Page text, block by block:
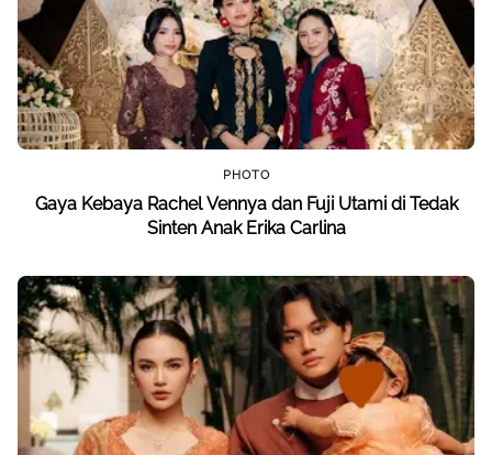
PHOTO
Gaya Kebaya Rachel Vennya dan Fuji Utami di Tedak
Sinten Anak Erika Carlina